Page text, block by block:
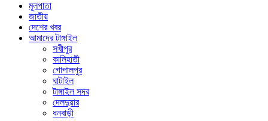
মূলপাতা
জাতীয়
দেশের খবর
আমাদের টাঙ্গাইল
সখীপুর
কালিহাতী
গোপালপুর
ঘাটাইল
টাঙ্গাইল সদর
দেলদুয়ার
ধনবাড়ী